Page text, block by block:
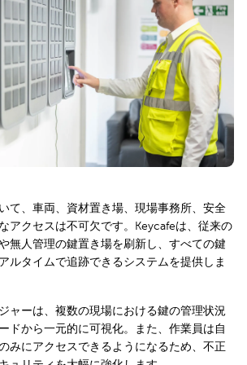
て、車両、資材置き場、現場事務所、安全
アクセスは不可欠です。Keycafeは、従来の
無人管理の鍵置き場を刷新し、すべての鍵
ルタイムで追跡できるシステムを提供しま
ャーは、複数の現場における鍵の管理状況
ドから一元的に可視化。また、作業員は自
みにアクセスできるようになるため、不正